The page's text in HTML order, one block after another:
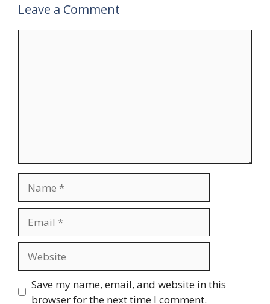
Leave a Comment
Save my name, email, and website in this
browser for the next time I comment.